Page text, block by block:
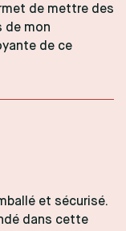
de mettre des
de mon
de ce
et sécurisé.
dans cette